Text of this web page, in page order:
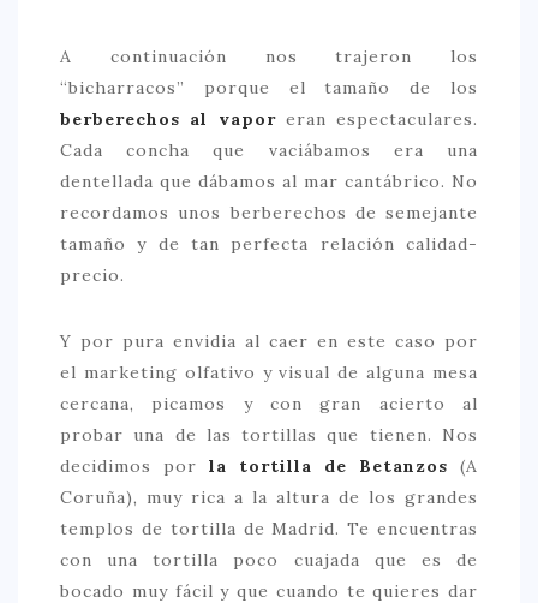
A continuación nos trajeron los
“bicharracos” porque el tamaño de los
berberechos al vaporeran espectaculares.
Cada concha que vaciábamos era una
dentellada que dábamos al mar cantábrico. No
recordamos unos berberechos de semejante
tamaño y de tan perfecta relación calidad-
precio.
Y por pura envidia al caer en este caso por
el marketing olfativo y visual de alguna mesa
cercana, picamos y con gran acierto al
probar una de las tortillas que tienen. Nos
decidimos por la tortilla de Betanzos (A
Coruña), muy rica a la altura de los grandes
templos de tortilla de Madrid. Te encuentras
con una tortilla poco cuajada que es de
bocado muy fácil y que cuando te quieres dar